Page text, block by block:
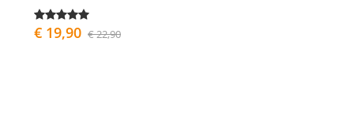
€ 19,90 € 22,90